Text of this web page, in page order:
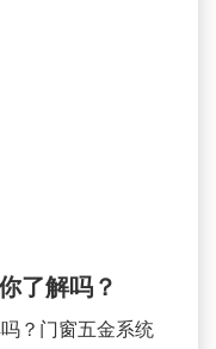
了解吗？
？门窗五金系统